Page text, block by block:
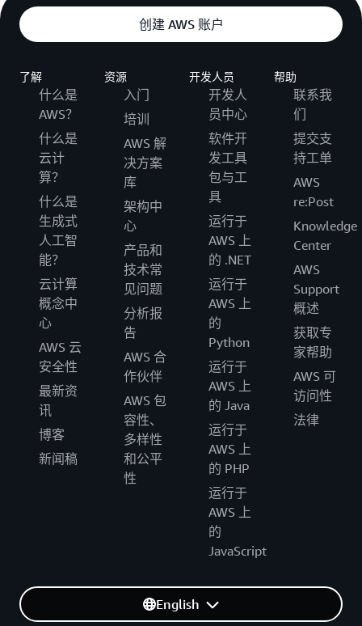
创建 AWS 账户
了解
什么是
AWS？
什么是
云计
算？
什么是
生成式
人工智
能？
云计算
概念中
心
AWS 云
安全性
最新资
讯
博客
新闻稿
资源
入门
培训
AWS 解
决方案
库
架构中
心
产品和
技术常
见问题
分析报
告
AWS 合
作伙伴
AWS 包
容性、
多样性
和公平
性
开发人员
开发人
员中心
软件开
发工具
包与工
具
运行于
AWS 上
的 .NET
运行于
AWS 上
的
Python
运行于
AWS 上
的 Java
运行于
AWS 上
的 PHP
运行于
AWS 上
的
JavaScript
帮助
联系我
们
提交支
持工单
AWS
re:Post
Knowledge
Center
AWS
Support
概述
获取专
家帮助
AWS 可
访问性
法律
English